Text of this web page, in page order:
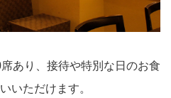
あり、接待や特別な日のお食
いただけます。